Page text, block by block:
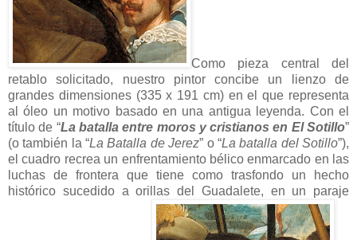
Como pieza central del
retablo solicitado, nuestro pintor concibe un lienzo de
grandes dimensiones (335 x 191 cm) en el que representa
al óleo un motivo basado en una antigua leyenda. Con el
título de “La batalla entre moros y cristianos en El Sotillo”
(o también la “La Batalla de Jerez” o “La batalla del Sotillo”),
el cuadro recrea un enfrentamiento bélico enmarcado en las
luchas de frontera que tiene como trasfondo un hecho
histórico sucedido a orillas del Guadalete, en un paraje